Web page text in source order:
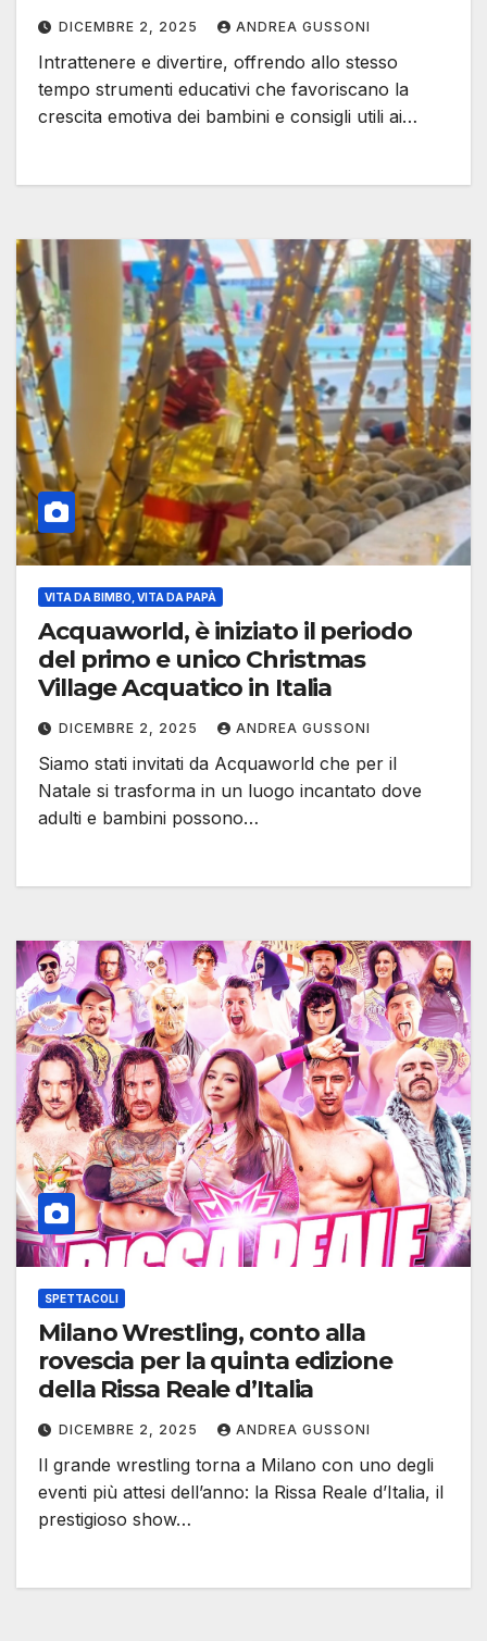
DICEMBRE 2, 2025 ANDREA GUSSONI
Intrattenere e divertire, offrendo allo stesso
tempo strumenti educativi che favoriscano la
crescita emotiva dei bambini e consigli utili ai…
VITA DA BIMBO, VITA DA PAPÀ
Acquaworld, è iniziato il periodo
del primo e unico Christmas
Village Acquatico in Italia
DICEMBRE 2, 2025 ANDREA GUSSONI
Siamo stati invitati da Acquaworld che per il
Natale si trasforma in un luogo incantato dove
adulti e bambini possono…
SPETTACOLI
Milano Wrestling, conto alla
rovescia per la quinta edizione
della Rissa Reale d’Italia
DICEMBRE 2, 2025 ANDREA GUSSONI
Il grande wrestling torna a Milano con uno degli
eventi più attesi dell’anno: la Rissa Reale d’Italia, il
prestigioso show…